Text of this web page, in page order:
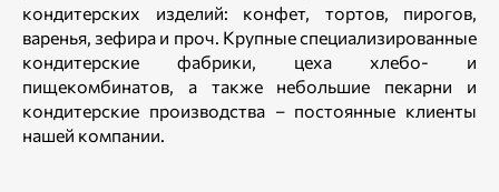
кондитерских изделий: конфет, тортов, пирогов,
варенья, зефира и проч. Крупные специализированные
кондитерские фабрики, цеха хлебо- и
пищекомбинатов, а также небольшие пекарни и
кондитерские производства – постоянные клиенты
нашей компании.